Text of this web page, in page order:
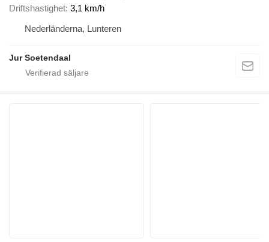
Driftshastighet 3,1 km/h
Nederländerna, Lunteren
Jur Soetendaal